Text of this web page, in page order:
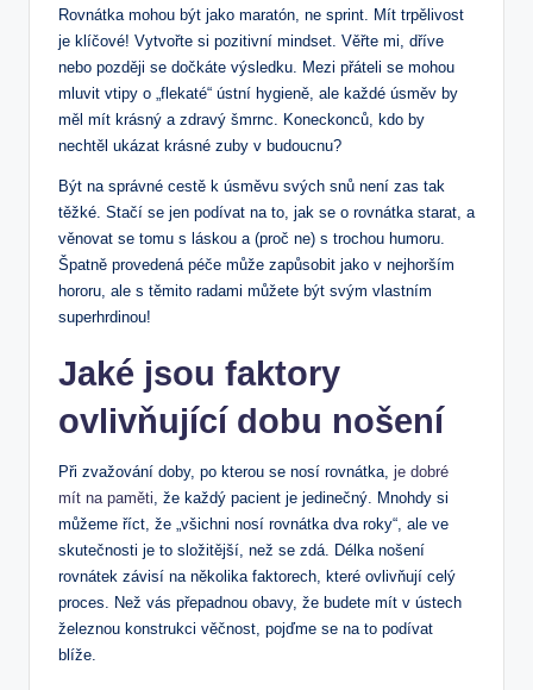
Rovnátka mohou být jako maratón, ne sprint. Mít trpělivost
je klíčové! Vytvořte si pozitivní mindset. Věřte mi, dříve
nebo později se dočkáte výsledku. Mezi přáteli se mohou
mluvit vtipy o „flekaté“ ústní hygieně, ale každé úsměv by
měl mít krásný a zdravý šmrnc. Koneckonců, kdo by
nechtěl ukázat krásné zuby v budoucnu?
Být na správné cestě k úsměvu svých snů není zas tak
těžké. Stačí se jen podívat na to, jak se o rovnátka starat, a
věnovat se tomu s láskou a (proč ne) s trochou humoru.
Špatně provedená péče může zapůsobit jako v nejhorším
hororu, ale s těmito radami můžete být svým vlastním
superhrdinou!
Jaké jsou faktory
ovlivňující dobu nošení
Při zvažování doby, po kterou se nosí rovnátka, je dobré
mít na paměti, že každý pacient je jedinečný. Mnohdy si
můžeme říct, že „všichni nosí rovnátka dva roky“, ale ve
skutečnosti je to složitější, než se zdá. Délka nošení
rovnátek závisí na několika faktorech, které ovlivňují celý
proces. Než vás přepadnou obavy, že budete mít v ústech
železnou konstrukci věčnost, pojďme se na to podívat
blíže.